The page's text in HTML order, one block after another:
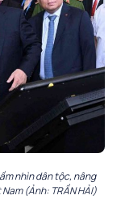
nhìn dân tộc, nâng
(Ảnh: TRẦN HẢI)